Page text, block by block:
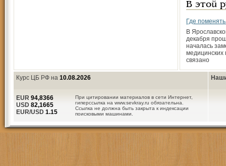
В этой
Где
В
декабря
началась
медицинских
связано
Курс ЦБ РФ на 10.08.2026
При цитировании материалов в сети Интернет,
гиперссылка на www.sevkray.ru обязательна.
Ссылка не должна быть закрыта к индексации
поисковыми машинами.
EUR 94,8366
USD 82,1665
EUR/USD 1.15